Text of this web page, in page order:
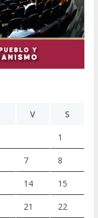
V S
1
7 8
14 15
21 22